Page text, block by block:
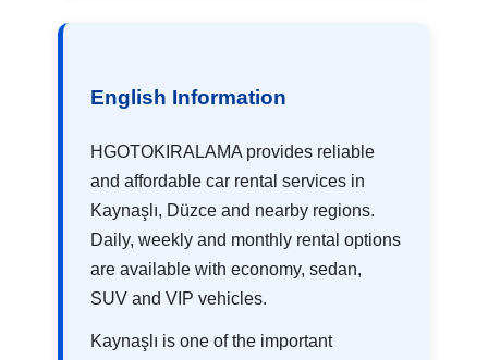
English Information
HGOTOKIRALAMA provides reliable
and affordable car rental services in
Kaynaşlı, Düzce and nearby regions.
Daily, weekly and monthly rental options
are available with economy, sedan,
SUV and VIP vehicles.
Kaynaşlı is one of the important